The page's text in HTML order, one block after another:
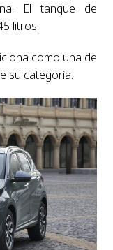
El tanque de
litros.
como una de
su categoría.